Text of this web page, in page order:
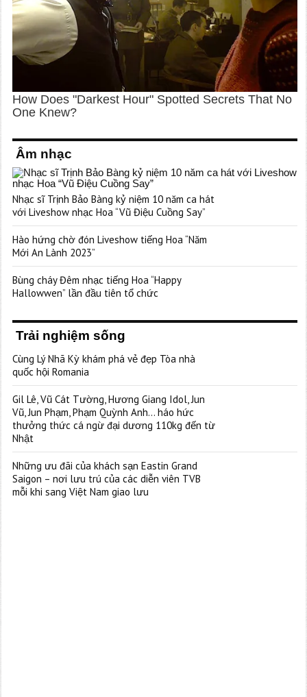
Âm nhạc
Nhạc sĩ Trịnh Bảo Bàng kỷ niệm 10 năm ca hát
với Liveshow nhạc Hoa “Vũ Điệu Cuồng Say”
Hào hứng chờ đón Liveshow tiếng Hoa “Năm
Mới An Lành 2023”
Bùng cháy Đêm nhạc tiếng Hoa “Happy
Hallowwen” lần đầu tiên tổ chức
Trải nghiệm sống
Cùng Lý Nhã Kỳ khám phá vẻ đẹp Tòa nhà
quốc hội Romania
Gil Lê, Vũ Cát Tường, Hương Giang Idol, Jun
Vũ, Jun Phạm, Phạm Quỳnh Anh… háo hức
thưởng thức cá ngừ đại dương 110kg đến từ
Nhật
Những ưu đãi của khách sạn Eastin Grand
Saigon – nơi lưu trú của các diễn viên TVB
mỗi khi sang Việt Nam giao lưu